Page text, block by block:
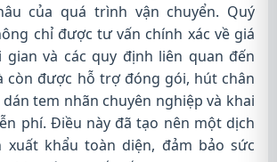
của quá trình vận chuyển. Quý
chỉ được tư vấn chính xác về giá
và các quy định liên quan đến
còn được hỗ trợ đóng gói, hút chân
tem nhãn chuyên nghiệp và khai
phí. Điều này đã tạo nên một dịch
xuất khẩu toàn diện, đảm bảo sức